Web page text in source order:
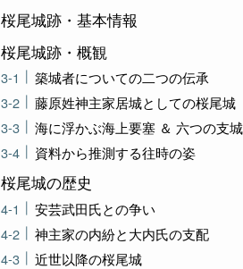
桜尾城跡・基本情報
桜尾城跡・概観
築城者についての二つの伝承
藤原姓神主家居城としての桜尾城
海に浮かぶ海上要塞 ＆ 六つの支
資料から推測する往時の姿
桜尾城の歴史
安芸武田氏との争い
神主家の内紛と大内氏の支配
近世以降の桜尾城